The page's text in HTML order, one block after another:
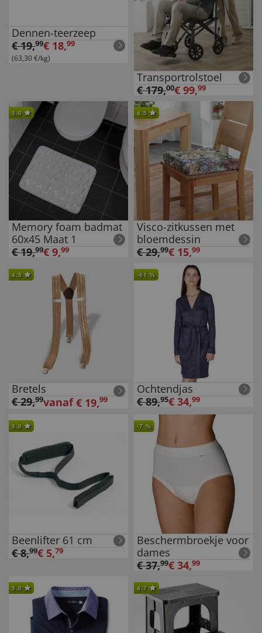
Dennen-teerzeep
€19,99€ 18,99
(63,30 €/kg)
Transportrolstoel
€179,00€ 99,99
5.0
Memory foam badmat
60x45 Maat 1
€19,99€ 9,99
4.5
Visco-zitkussen met
bloemdessin
€29,99€ 15,99
4.5
Bretels
€29,99vanaf € 19,99
-61 %
Ochtendjas
€89,95€ 34,99
5.0
Beenlifter 61 cm
€8,99€ 5,79
-7 %
Beschermbroekje voor
dames
€37,99€ 34,99
5.0 4.7